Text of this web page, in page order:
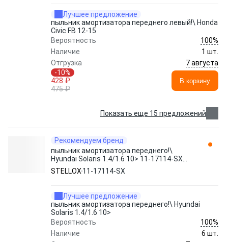
Лучшее предложение
пыльник амортизатора переднего левый!\ Honda
Civic FB 12-15
Вероятность
100%
Наличие
1 шт.
Отгрузка
7 августа
-10%
428 ₽
475 ₽
В корзину
Показать еще 15 предложений
Рекомендуем бренд
пыльник амортизатора переднего!\
Hyundai Solaris 1.4/1.6 10> 11-17114-SX
STELLOX
STELLOX 11-17114-SX
Лучшее предложение
пыльник амортизатора переднего!\ Hyundai
Solaris 1.4/1.6 10>
Вероятность
100%
Наличие
6 шт.